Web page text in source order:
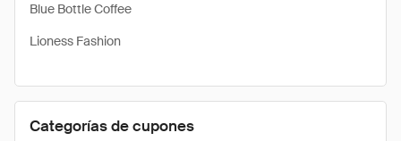
Blue Bottle Coffee
Lioness Fashion
Categorías de cupones